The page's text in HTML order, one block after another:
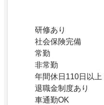
研修あり
社会保険完備
常勤
非常勤
年間休日110日以上
退職金制度あり
車通勤OK